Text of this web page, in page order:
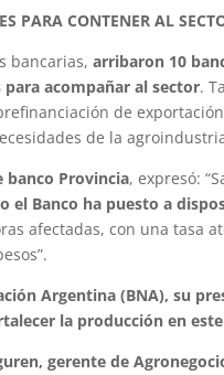
PARA CONTENER AL
bancarias,arribaron 10
acompañar al sector.
de
de la
Provincia, expresó:
el Banco ha puesto a
afectadas, con una tasa
Argentina (BNA), su
la producción en
gerente de